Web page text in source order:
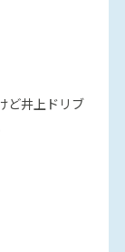
ど井上ドリブ